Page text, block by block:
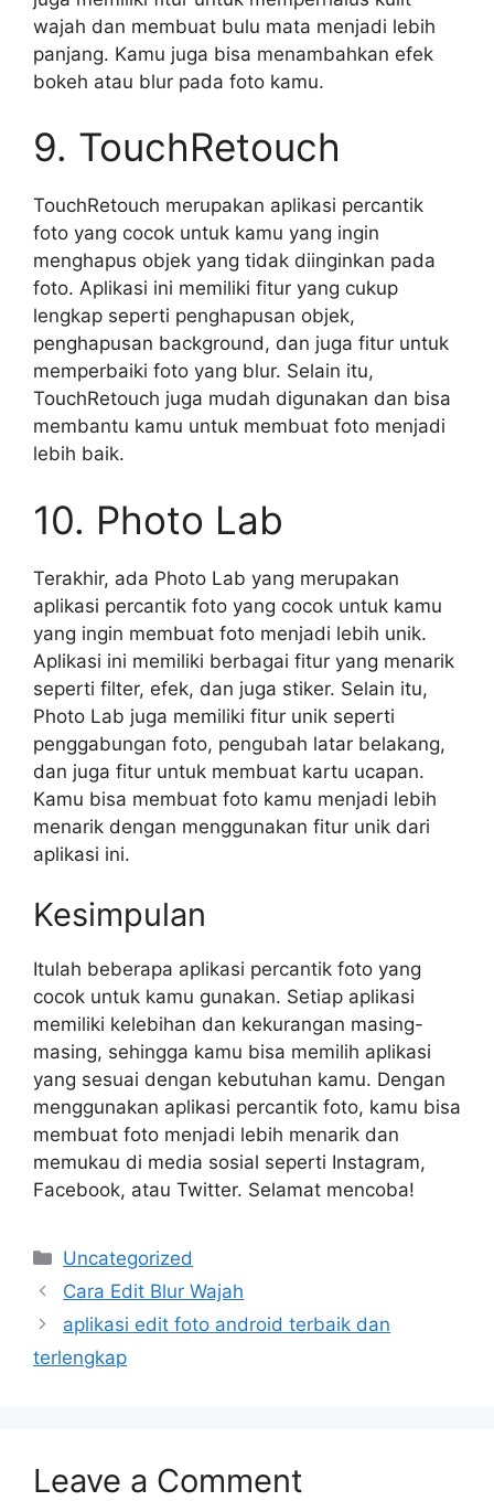
wajah dan membuat bulu mata menjadi lebih
panjang. Kamu juga bisa menambahkan efek
bokeh atau blur pada foto kamu.
9. TouchRetouch
TouchRetouch merupakan aplikasi percantik
foto yang cocok untuk kamu yang ingin
menghapus objek yang tidak diinginkan pada
foto. Aplikasi ini memiliki fitur yang cukup
lengkap seperti penghapusan objek,
penghapusan background, dan juga fitur untuk
memperbaiki foto yang blur. Selain itu,
TouchRetouch juga mudah digunakan dan bisa
membantu kamu untuk membuat foto menjadi
lebih baik.
10. Photo Lab
Terakhir, ada Photo Lab yang merupakan
aplikasi percantik foto yang cocok untuk kamu
yang ingin membuat foto menjadi lebih unik.
Aplikasi ini memiliki berbagai fitur yang menarik
seperti filter, efek, dan juga stiker. Selain itu,
Photo Lab juga memiliki fitur unik seperti
penggabungan foto, pengubah latar belakang,
dan juga fitur untuk membuat kartu ucapan.
Kamu bisa membuat foto kamu menjadi lebih
menarik dengan menggunakan fitur unik dari
aplikasi ini.
Kesimpulan
Itulah beberapa aplikasi percantik foto yang
cocok untuk kamu gunakan. Setiap aplikasi
memiliki kelebihan dan kekurangan masing-
masing, sehingga kamu bisa memilih aplikasi
yang sesuai dengan kebutuhan kamu. Dengan
menggunakan aplikasi percantik foto, kamu bisa
membuat foto menjadi lebih menarik dan
memukau di media sosial seperti Instagram,
Facebook, atau Twitter. Selamat mencoba!
Categories
Uncategorized
Cara Edit Blur Wajah
aplikasi edit foto android terbaik dan
terlengkap
Leave a Comment